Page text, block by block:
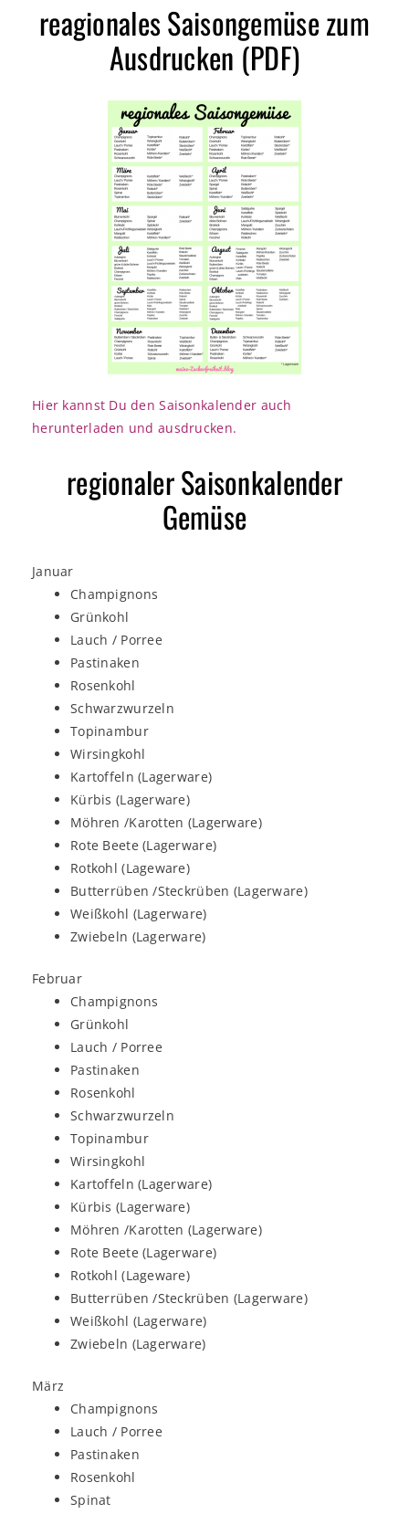
reagionales Saisongemüse zum
Ausdrucken (PDF)
Hier kannst Du den Saisonkalender auch
herunterladen und ausdrucken.
regionaler Saisonkalender
Gemüse
Januar
Champignons
Grünkohl
Lauch / Porree
Pastinaken
Rosenkohl
Schwarzwurzeln
Topinambur
Wirsingkohl
Kartoffeln (Lagerware)
Kürbis (Lagerware)
Möhren /Karotten (Lagerware)
Rote Beete (Lagerware)
Rotkohl (Lageware)
Butterrüben /Steckrüben (Lagerware)
Weißkohl (Lagerware)
Zwiebeln (Lagerware)
Februar
Champignons
Grünkohl
Lauch / Porree
Pastinaken
Rosenkohl
Schwarzwurzeln
Topinambur
Wirsingkohl
Kartoffeln (Lagerware)
Kürbis (Lagerware)
Möhren /Karotten (Lagerware)
Rote Beete (Lagerware)
Rotkohl (Lageware)
Butterrüben /Steckrüben (Lagerware)
Weißkohl (Lagerware)
Zwiebeln (Lagerware)
März
Champignons
Lauch / Porree
Pastinaken
Rosenkohl
Spinat